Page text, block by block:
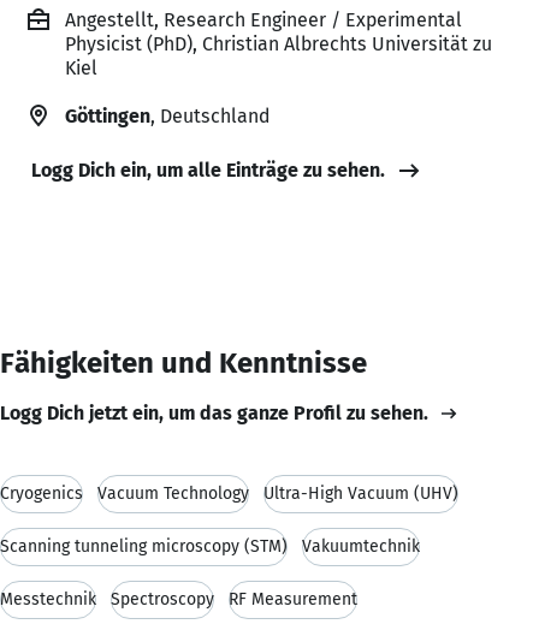
Angestellt, Research Engineer / Experimental
Physicist (PhD), Christian Albrechts Universität zu
Kiel
Göttingen, Deutschland
Logg Dich ein, um alle Einträge zu sehen.
Fähigkeiten und Kenntnisse
Logg Dich jetzt ein, um das ganze Profil zu sehen.
Cryogenics Vacuum Technology Ultra-High Vacuum (UHV)
Scanning tunneling microscopy (STM) Vakuumtechnik
Messtechnik Spectroscopy RF Measurement